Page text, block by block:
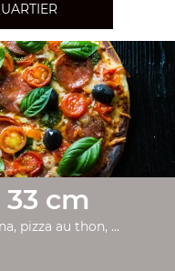
33 cm
pizza au thon, ...